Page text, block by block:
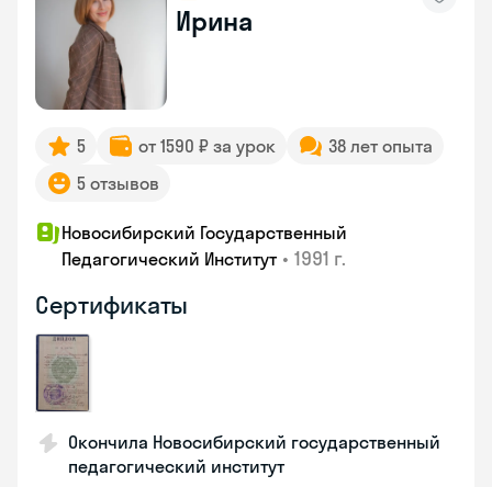
Ирина
5 от 1590 ₽ за урок
38 лет опыта
5 отзывов
Новосибирский Государственный
Педагогический Институт • 1991 г.
Сертификаты
Окончила Новосибирский государственный
педагогический институт